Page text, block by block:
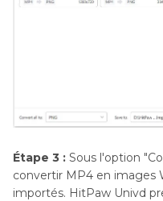
Étape 3 : Sous l'option
convertir MP4 en images
importés. HitPaw Univd